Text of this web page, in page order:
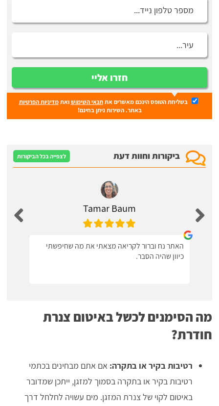
חזרו אליי
בשליחת הטופס הינכם מאשרים אתתנאי השימושואתמדיניות הפרטיות
באתר. השירות ניתן בחינם!
ביקורות וחוות דעת לצפייה בכל הביקורות
Tamar Baum
האתר נח וברור לקריאה מצאתי את מה שחיפשתי
כיוון שהיה הסבר.
מה הסימנים לכשל באיטום צנרת
חודרת?
רטיבות בקיר או בתקרה: אם אתם מבחינים בכתמי
רטיבות בקיר או בתקרה בסמוך למזגן, ייתכן שמדובר
באיטום לקוי של צנרת המזגן. מים עשויה לחלחל דרך